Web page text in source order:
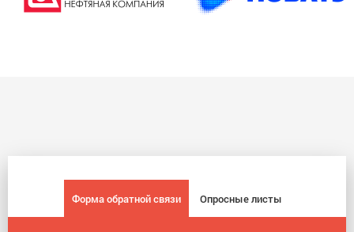
Форма обратной связи Опросные листы